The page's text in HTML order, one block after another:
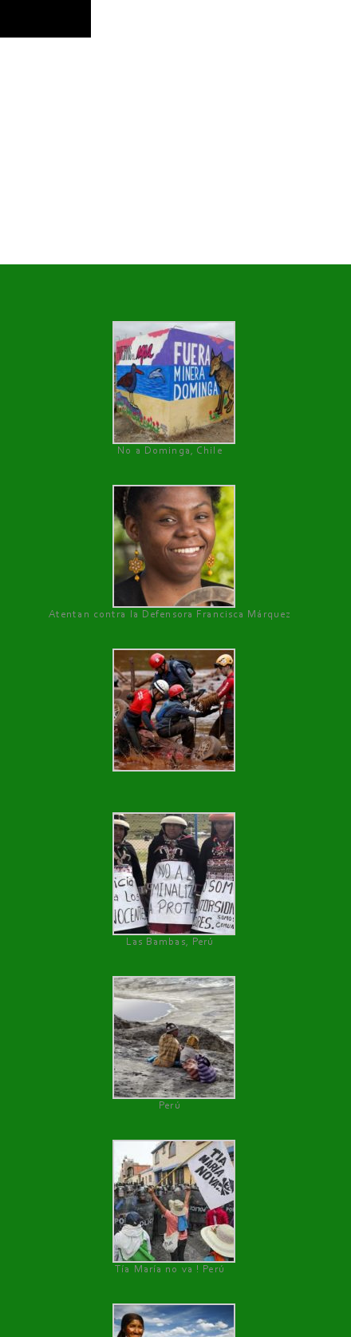
No a Dominga, Chile
Atentan contra la Defensora Francisca Márquez
Las Bambas, Perú
Perú
Tía María no va ! Perú